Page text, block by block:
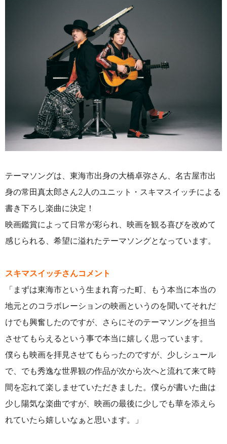
テーマソングは、東海市出身の大橋卓弥さん、名古屋市出
身の常田真太郎さん2人のユニット・スキマスイッチによる
書き下ろし楽曲に決定！
映画鑑賞によって日常が彩られ、映画を観る喜びを改めて
感じられる、希望に溢れたテーマソングとなっています。
スキマスイッチさんコメント
「まずは東海市という生まれ育った町、もう本当に本当の
地元とのコラボレーションの映画というのを聞いてそれだ
けでも興奮したのですが、さらにそのテーマソングを担当
させてもらえるという事で本当に嬉しく思っています。
僕らも映画を拝見させてもらったのですが、少しシュール
で、でも秀逸な世界観の作品が次から次へと流れて来て時
間を忘れて楽しませていただきました。僕らが書いた曲は
少し陽気な楽曲ですが、映画の最後に少しでも華を添えら
れていたら嬉しいなぁと思います。」